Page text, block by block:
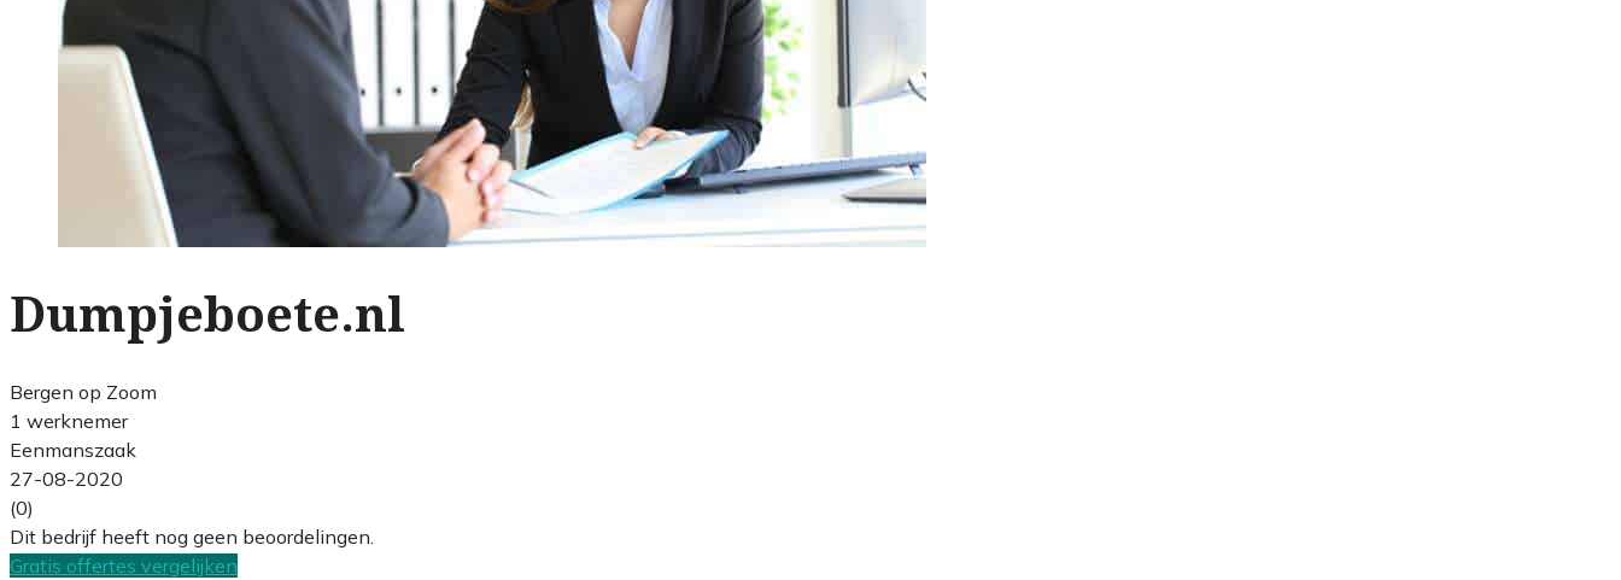
Dumpjeboete.nl
Bergen op Zoom
1 werknemer
Eenmanszaak
27-08-2020
(0)
Dit bedrijf heeft nog geen beoordelingen.
Gratis offertes vergelijken